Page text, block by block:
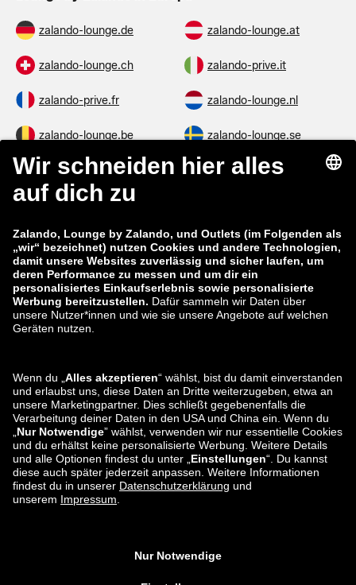
Lounge by Zalando in Europa
zalando-lounge.de zalando-lounge.at
zalando-lounge.ch zalando-prive.it
zalando-prive.fr zalando-lounge.nl
zalando-lounge.be zalando-lounge.se
zalando-lounge.co.uk zalando-lounge.pl
zalando-prive.es zalando-lounge.cz
zalando-lounge.lt zalando-lounge.sk
zalando-lounge.si zalando-lounge.hu
zalando-lounge.lu zalando-lounge.ee
zalando-lounge.lv zalando-lounge.no